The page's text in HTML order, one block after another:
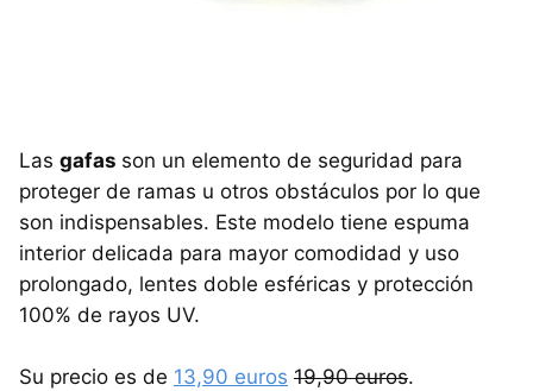
Las gafas son un elemento de seguridad para
proteger de ramas u otros obstáculos por lo que
son indispensables. Este modelo tiene espuma
interior delicada para mayor comodidad y uso
prolongado, lentes doble esféricas y protección
100% de rayos UV.
Su precio es de 13,90 euros 19,90 euros.